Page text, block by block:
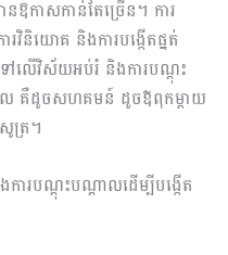
ឱកាសកាន់តែច្រើន។ ការ
វិនិយោគ និងការបង្កើតផ្នត់
ៅលើវិស័យអប់រំ និងការបណ្ដុះ
ាល គឺដូចសហគមន៍ ដូចឪពុកម្ដាយ
ត្រ។
របណ្ដុះបណ្ដាលដើម្បីបង្កើត